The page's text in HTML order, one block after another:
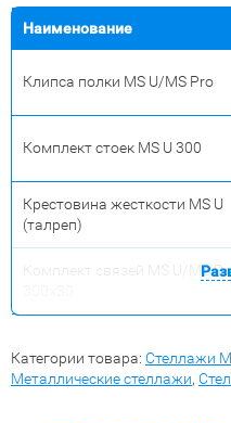
Наименование
Клипса полки MS U/MS Pro
Комплект стоек MS U 300
Крестовина жесткости MS U
(талреп)
Комплект связей MS U/MS
Категории товара: Стеллажи
Металлические стеллажи,